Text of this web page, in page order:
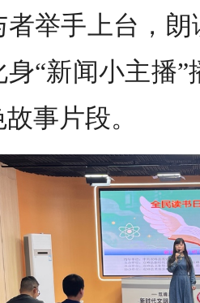
者举手上台，
“新闻小主播
事片段。